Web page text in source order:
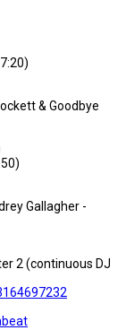
& Goodbye
Gallagher -
2 (continuous DJ